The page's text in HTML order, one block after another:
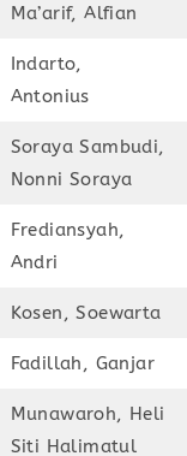
Ma’arif, Alfian
Indarto,
Antonius
Soraya Sambudi,
Nonni Soraya
Frediansyah,
Andri
Kosen, Soewarta
Fadillah, Ganjar
Munawaroh, Heli
Siti Halimatul